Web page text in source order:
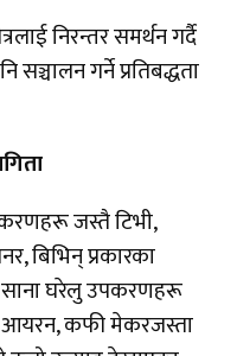
निरन्तर समर्थन गर्दै
गर्ने प्रतिबद्धता
जस्तै टिभी,
बिभिन् प्रकारका
साना घरेलु उपकरणहरू
आयरन, कफी मेकरजस्ता